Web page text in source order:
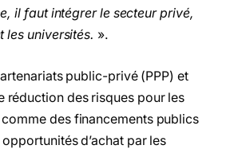
il faut intégrer le secteur privé,
les universités. ».
public-privé (PPP) et
réduction des risques pour les
des financements publics
d’achat par les